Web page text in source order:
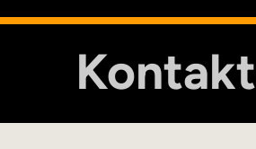
Kontakt